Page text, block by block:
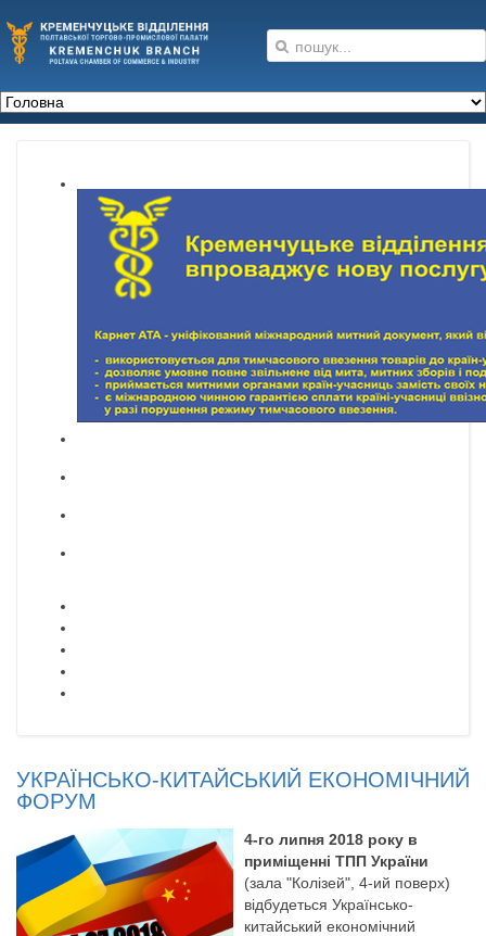
УКРАЇНСЬКО-КИТАЙСЬКИЙ ЕКОНОМІЧНИЙ
ФОРУМ
4-го липня 2018 року в
приміщенні ТПП України
(зала "Колізей", 4-ий поверх)
відбудеться Українсько-
китайський економічний